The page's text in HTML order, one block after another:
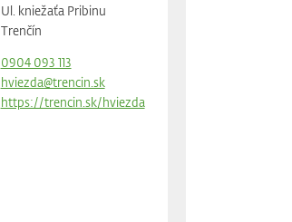
Ul. kniežaťa Pribinu
Trenčín
0904 093 113
hviezda@trencin.sk
https://trencin.sk/hviezda